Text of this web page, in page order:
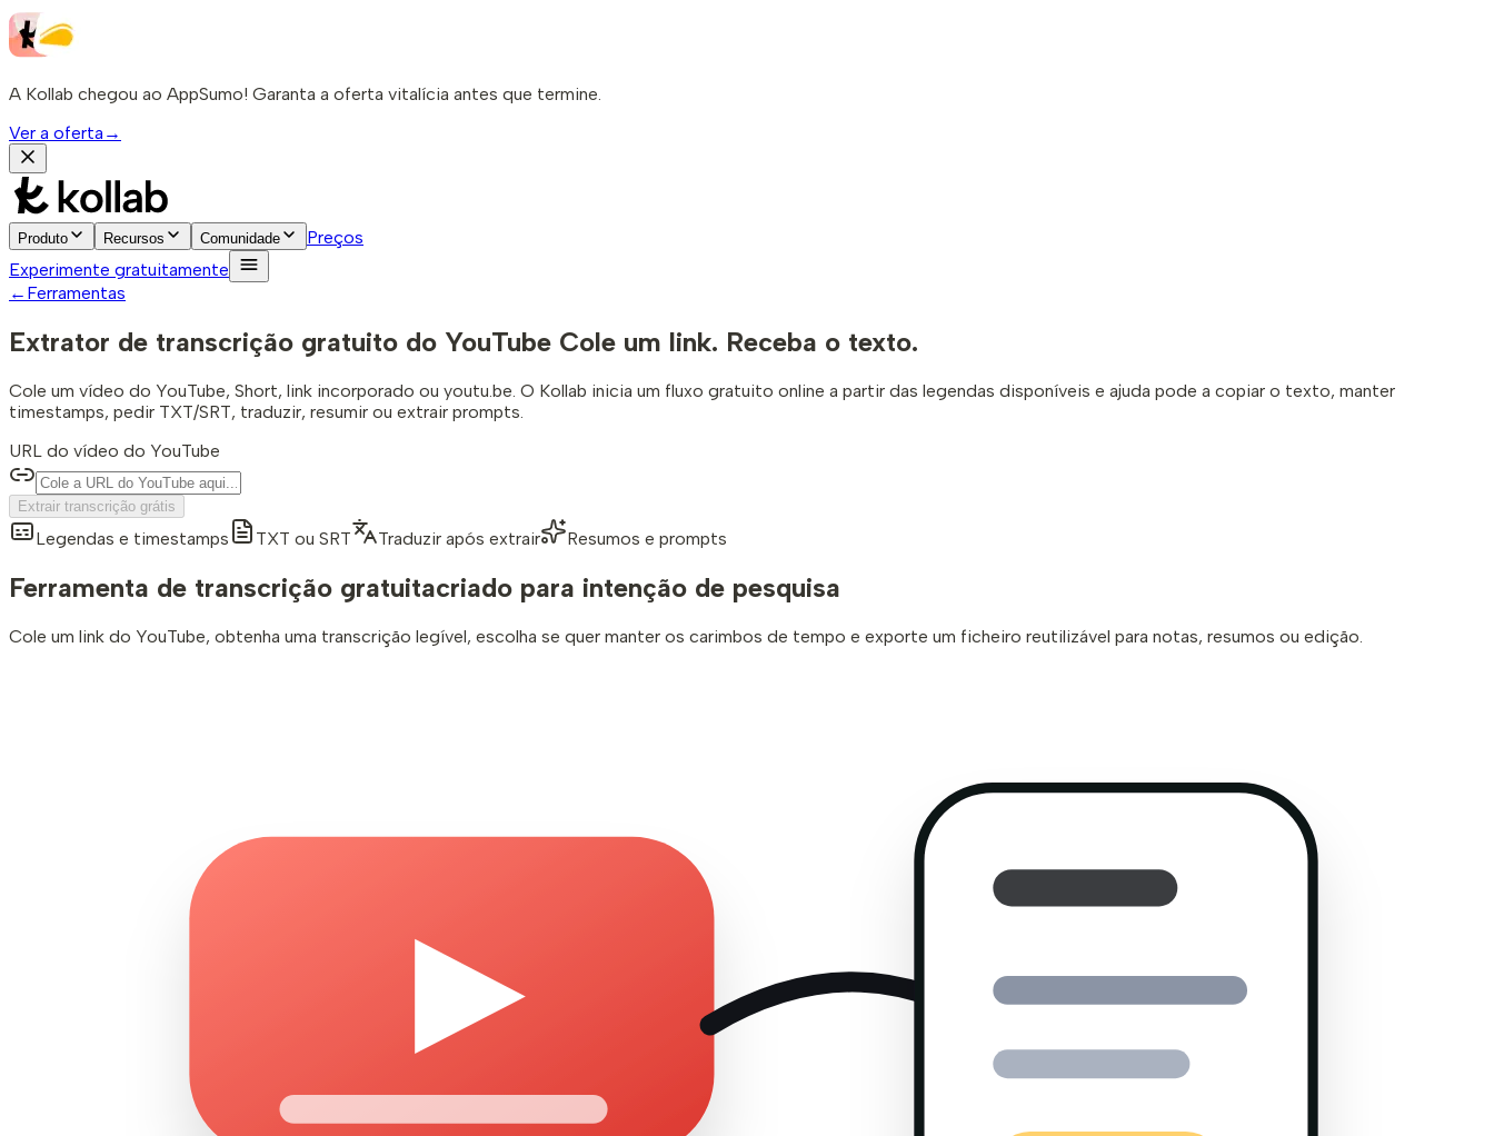
A Kollab chegou ao AppSumo! Garanta a oferta vitalícia antes que termine.
Ver a oferta →
Produto Recursos Comunidade
Preços
Experimente gratuitamente
← Ferramentas
Extrator de transcrição gratuito do YouTube Cole um link. Receba o texto.
Cole um vídeo do YouTube, Short, link incorporado ou youtu.be. O Kollab inicia um fluxo gratuito online a partir das legendas disponíveis e ajuda pode a copiar o texto, manter
timestamps, pedir TXT/SRT, traduzir, resumir ou extrair prompts.
URL do vídeo do YouTube
Extrair transcrição grátis
Legendas e timestamps TXT ou SRT Traduzir após extrair Resumos e prompts
Ferramenta de transcrição gratuitacriado para intenção de pesquisa
Cole um link do YouTube, obtenha uma transcrição legível, escolha se quer manter os carimbos de tempo e exporte um ficheiro reutilizável para notas, resumos ou edição.